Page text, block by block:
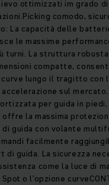
ottimizzati im grado
comodo,
La capacità delle
le massime
turni. La struttura
compatte,
lungo il tragitto con
sul
per guida in
la massima
guida con volante
facilmente
di guida. La sicurezza
come la luce di
o l’opzione